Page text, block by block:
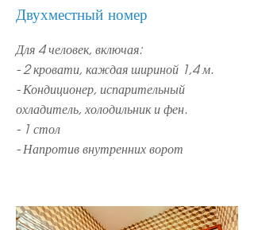
Двухместный номер
Для 4 человек, включая:
- 2 кровати, каждая шириной 1,4 м.
- Кондиционер, испарительный
охладитель, холодильник ифен.
- 1 стол
- Напротив внутренних ворот